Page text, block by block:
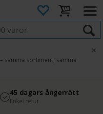
– samma sortiment, samma
×
Säker betalning
med Svea
45 dagars ångerrätt
Enkel retur